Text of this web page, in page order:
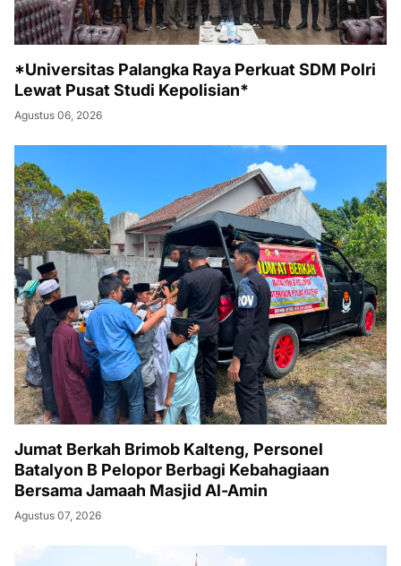
*Universitas Palangka Raya Perkuat SDM Polri
Lewat Pusat Studi Kepolisian*
Agustus 06, 2026
Jumat Berkah Brimob Kalteng, Personel
Batalyon B Pelopor Berbagi Kebahagiaan
Bersama Jamaah Masjid Al-Amin
Agustus 07, 2026